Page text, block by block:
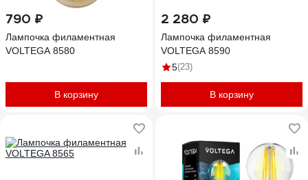
790 ₽
Лампочка филаментная
VOLTEGA 8580
В корзину
2 280 ₽
Лампочка филаментная
VOLTEGA 8590
5(23)
В корзину